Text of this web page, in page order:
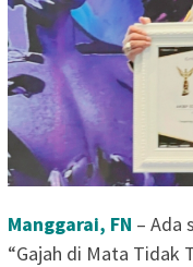
Manggarai, FN – Ada
“Gajah di Mata Tidak